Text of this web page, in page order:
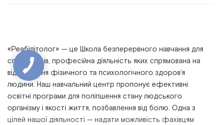
«Реабілітолог» — це Школа безперервного навчання для
спеціалістів, професійна діяльність яких спрямована на
відновлення фізичного та психологічного здоров’я
людини. Наш навчальний центр пропонує ефективні
освітні програми для поліпшення стану людського
організму і якості життя, позбавлення від болю. Одна з
цілей нашої діяльності — надати можливість фахівцям